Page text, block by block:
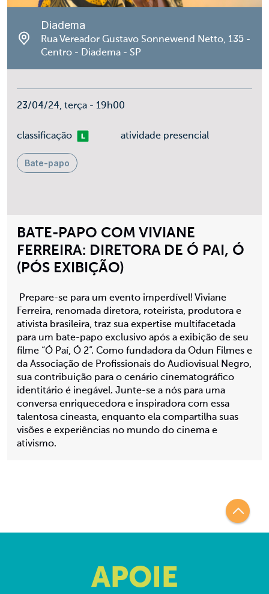
BATE-PAPO COM VIVIANE
FERREIRA: DIRETORA DE Ó PAI, Ó
(PÓS EXIBIÇÃO)
Prepare-se para um evento imperdível! Viviane
Ferreira, renomada diretora, roteirista, produtora e
ativista brasileira, traz sua expertise multifacetada
para um bate-papo exclusivo após a exibição de seu
filme “Ó Paí, Ó 2”. Como fundadora da Odun Filmes e
da Associação de Profissionais do Audiovisual Negro,
sua contribuição para o cenário cinematográfico
identitário é inegável. Junte-se a nós para uma
conversa enriquecedora e inspiradora com essa
talentosa cineasta, enquanto ela compartilha suas
visões e experiências no mundo do cinema e
ativismo.
Diadema
Rua Vereador Gustavo Sonnewend Netto, 135 -
Centro - Diadema - SP
23/04/24, terça - 19h00
classificaçãoLivre atividade presencial
Bate-papo
APOIE